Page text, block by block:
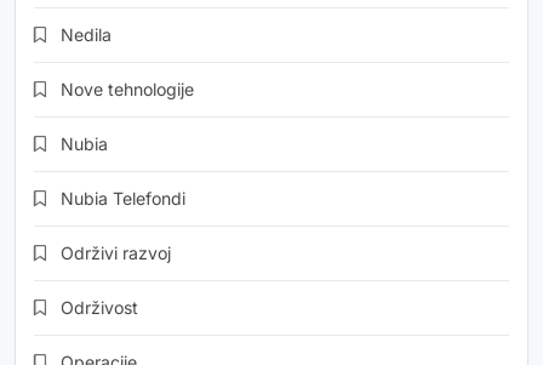
Nedila
Nove tehnologije
Nubia
Nubia Telefondi
Održivi razvoj
Održivost